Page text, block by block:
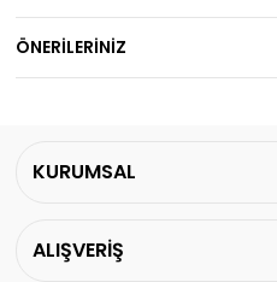
ÖNERİLERİNİZ
KURUMSAL
ALIŞVERİŞ